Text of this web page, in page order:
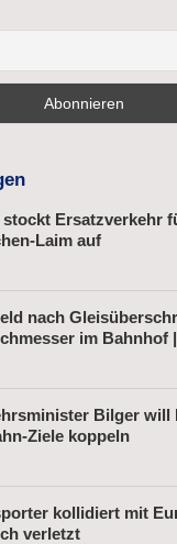
stockt Ersatzverkehr
Laim auf
nach
im Bahnhof
Bilger will
Ziele koppeln
kollidiert mit
verletzt